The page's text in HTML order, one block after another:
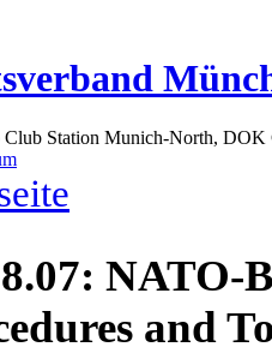
Station Munich-North,
NATO-
and